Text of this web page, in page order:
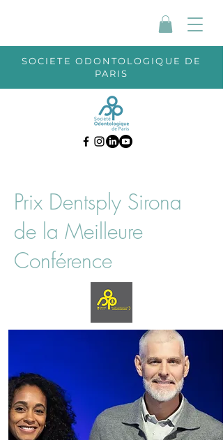
SOCIETE ODONTOLOGIQUE DE
PARIS
Prix Dentsply Sirona
de la Meilleure
Conférence